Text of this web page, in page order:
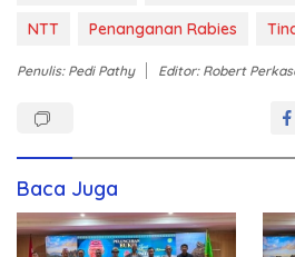
NTT
Penanganan Rabies
Penulis: Pedi Pathy Editor: Robert
Baca Juga